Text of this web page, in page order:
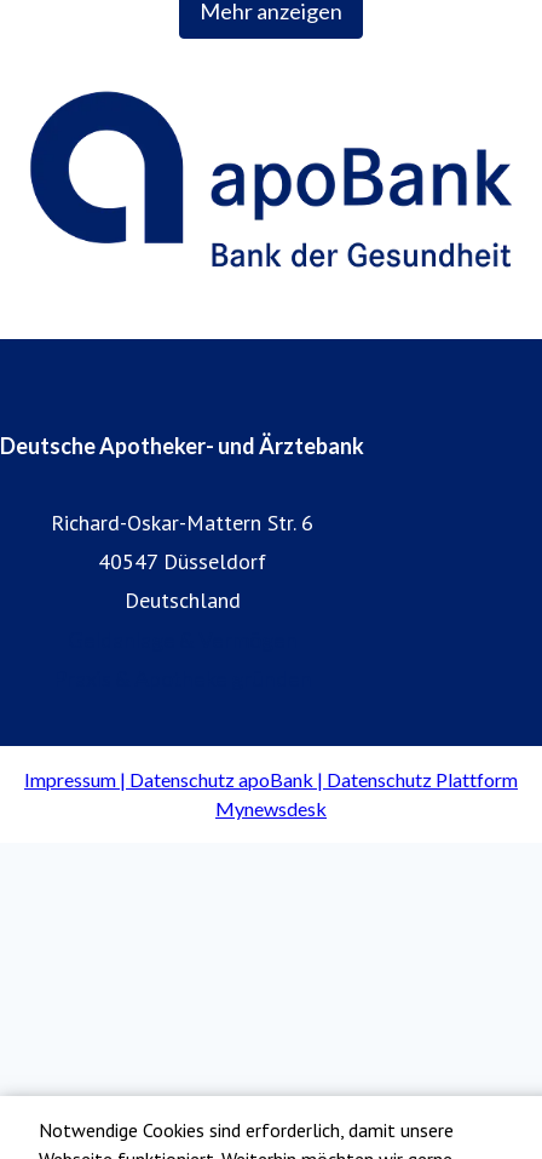
Notwendige Cookies sind erforderlich, damit unsere
Mehr anzeigen
Deutsche Apotheker- und Ärztebank
Richard-Oskar-Mattern Str. 6
40547 Düsseldorf
Deutschland